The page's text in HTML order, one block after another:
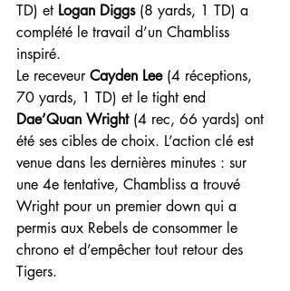
TD) et Logan Diggs (8 yards, 1 TD) a
complété le travail d’un Chambliss
inspiré.
Le receveur Cayden Lee (4 réceptions,
70 yards, 1 TD) et le tight end
Dae’Quan Wright (4 rec, 66 yards) ont
été ses cibles de choix. L’action clé est
venue dans les dernières minutes : sur
une 4e tentative, Chambliss a trouvé
Wright pour un premier down qui a
permis aux Rebels de consommer le
chrono et d’empêcher tout retour des
Tigers.